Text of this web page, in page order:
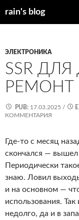
rain's blog
ЭЛЕКТРОНИКА
SSR
РЕМОНТ
PUB: 17.03.2025 /
КОММЕНТАРИЯ
Где-то с месяц
скончался — вышел
Периодически
знаю. Ловил
и на основном —
использования.
недолго, да и в